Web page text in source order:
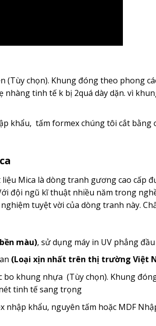
(Tùy chọn). Khung đóng theo phong
nhàng tinh tế k bị 2quá dày dặn. vì
khẩu, tấm formex chúng tôi cắt
Mica là dòng tranh gương cao cấp
đội ngũ kĩ thuật nhiều năm trong
tuyệt vời của dòng tranh này.
màu), sử dụng máy in UV phẳng
(Loại xịn nhất trên thị trường Việt
bo khung nhựa (Tùy chọn). Khung
tinh tế sang trọng
nhập khẩu, nguyên tấm hoặc MDF